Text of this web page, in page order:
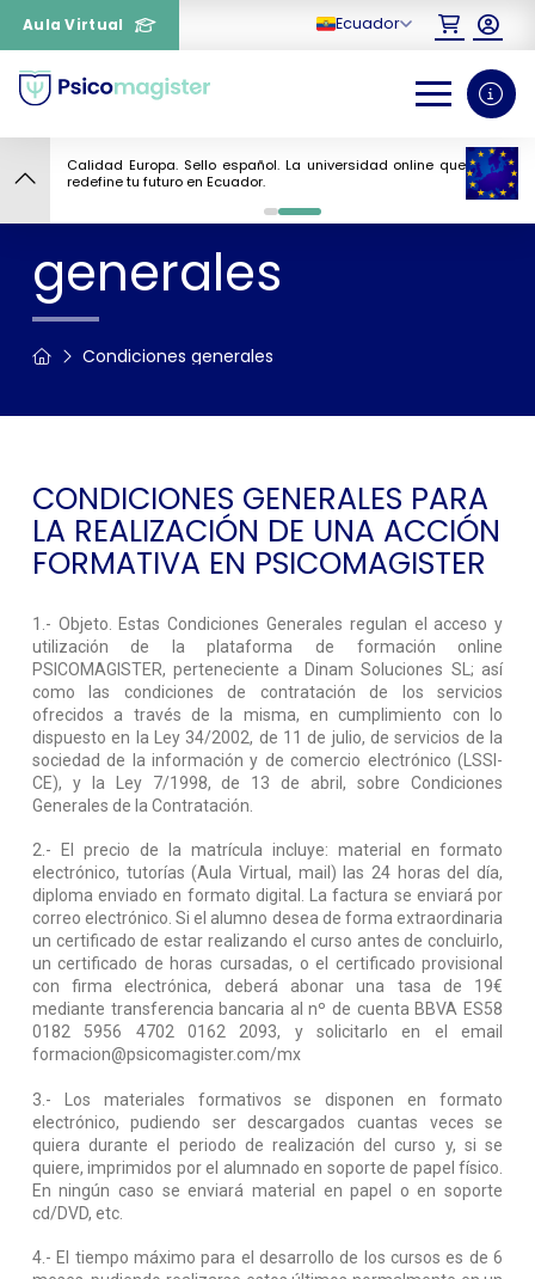
Aula Virtual Ecuador
Calidad Europa. Sello español. La universidad online que
redefine tu futuro en Ecuador.
0 1
Condiciones
generales
Condiciones generales
CONDICIONES GENERALES PARA
LA REALIZACIÓN DE UNA ACCIÓN
FORMATIVA EN PSICOMAGISTER
1.- Objeto. Estas Condiciones Generales regulan el acceso y
utilización de la plataforma de formación online
PSICOMAGISTER, perteneciente a Dinam Soluciones SL; así
como las condiciones de contratación de los servicios
ofrecidos a través de la misma, en cumplimiento con lo
dispuesto en la Ley 34/2002, de 11 de julio, de servicios de la
sociedad de la información y de comercio electrónico (LSSI-
CE), y la Ley 7/1998, de 13 de abril, sobre Condiciones
Generales de la Contratación.
2.- El precio de la matrícula incluye: material en formato
electrónico, tutorías (Aula Virtual, mail) las 24 horas del día,
diploma enviado en formato digital. La factura se enviará por
correo electrónico. Si el alumno desea de forma extraordinaria
un certificado de estar realizando el curso antes de concluirlo,
un certificado de horas cursadas, o el certificado provisional
con firma electrónica, deberá abonar una tasa de 19€
mediante transferencia bancaria al nº de cuenta BBVA ES58
0182 5956 4702 0162 2093, y solicitarlo en el email
formacion@psicomagister.com/mx
3.- Los materiales formativos se disponen en formato
electrónico, pudiendo ser descargados cuantas veces se
quiera durante el periodo de realización del curso y, si se
quiere, imprimidos por el alumnado en soporte de papel físico.
En ningún caso se enviará material en papel o en soporte
cd/DVD, etc.
4.- El tiempo máximo para el desarrollo de los cursos es de 6
¿Necesitas más información
sobre un curso?